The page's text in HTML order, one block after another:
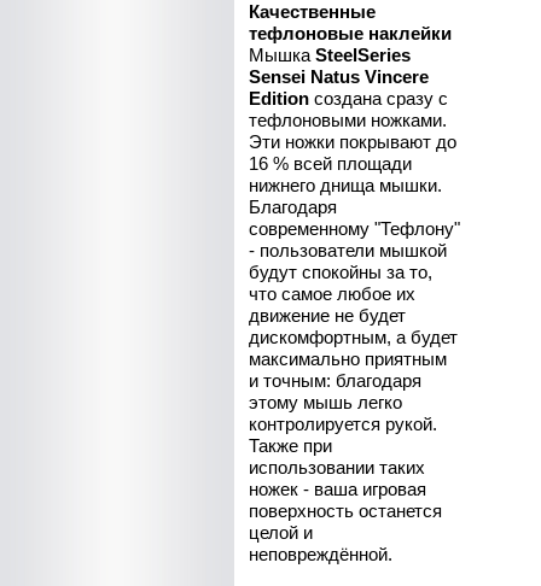
Качественные
тефлоновые наклейки
Мышка SteelSeries
Sensei Natus Vincere
Edition создана сразу с
тефлоновыми ножками.
Эти ножки покрывают до
16 % всей площади
нижнего днища мышки.
Благодаря
современному "Тефлону"
- пользователи мышкой
будут спокойны за то,
что самое любое их
движение не будет
дискомфортным, а будет
максимально приятным
и точным: благодаря
этому мышь легко
контролируется рукой.
Также при
использовании таких
ножек - ваша игровая
поверхность останется
целой и
неповреждённой.